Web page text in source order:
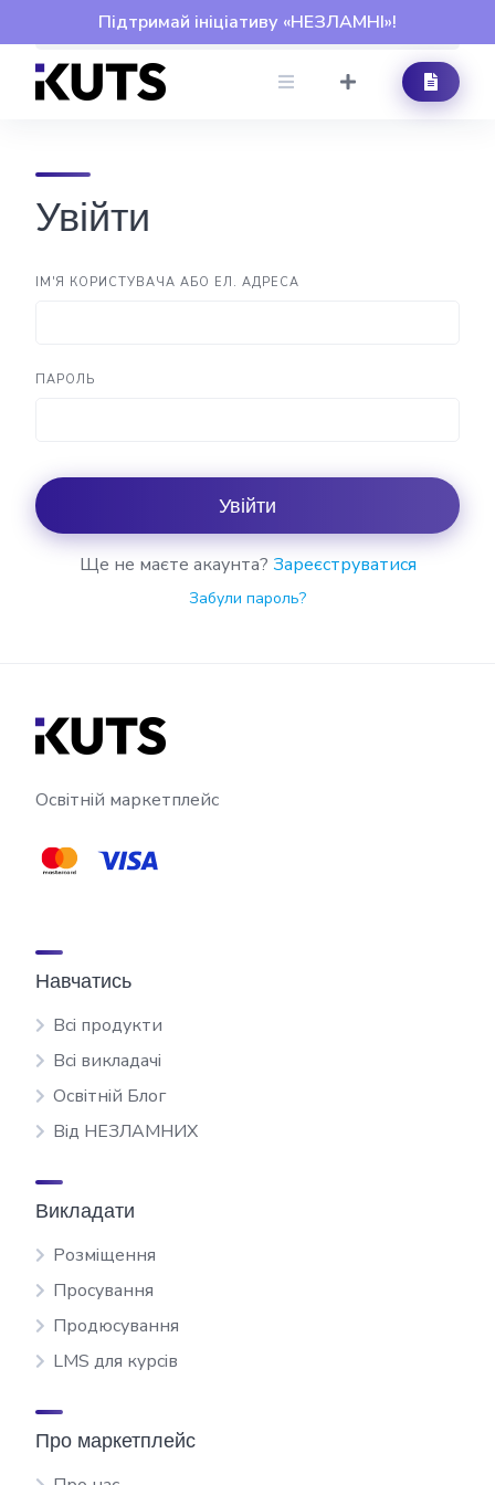
Підтримай ініціативу «НЕЗЛАМНІ»!
to
content
Увійти
ІМ'Я КОРИСТУВАЧА АБО ЕЛ. АДРЕСА
ПАРОЛЬ
Увійти
Ще не маєте акаунта? Зареєструватися
Забули пароль?
Освітній маркетплейс
Навчатись
Всі продукти
Всі викладачі
Освітній Блог
Від НЕЗЛАМНИХ
Викладати
Розміщення
Просування
Продюсування
LMS для курсів
Про маркетплейс